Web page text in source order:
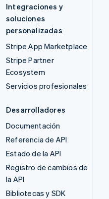
Integraciones y
soluciones
personalizadas
Stripe App Marketplace
Stripe Partner
Ecosystem
Servicios profesionales
Desarrolladores
Documentación
Referencia de API
Estado de la API
Registro de cambios de
la API
Bibliotecas y SDK